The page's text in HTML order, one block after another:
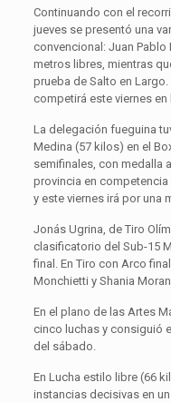
Continuando con el
jueves se presentó una
convencional: Juan
metros libres, mientras
prueba de Salto en
competirá este viernes en
La delegación fueguina
Medina (57 kilos) en el
semifinales, con medalla
provincia en competencia
y este viernes irá por una
Jonás Ugrina, de Tiro
clasificatorio del Sub-15
final. En Tiro con Arco
Monchietti y Shania
En el plano de las Artes
cinco luchas y consiguió
del sábado.
En Lucha estilo libre (66
instancias decisivas en